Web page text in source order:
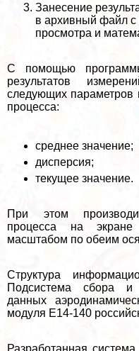
Занесение
в архивный файл
просмотра и
С помощью
результатов
следующих параметров
процесса:
среднее значение;
дисперсия;
текущее значение.
При этом
процесса на
масштабом по обеим
Структура
Подсистема сбора и
данных
модуля Е14-140
Разработанная